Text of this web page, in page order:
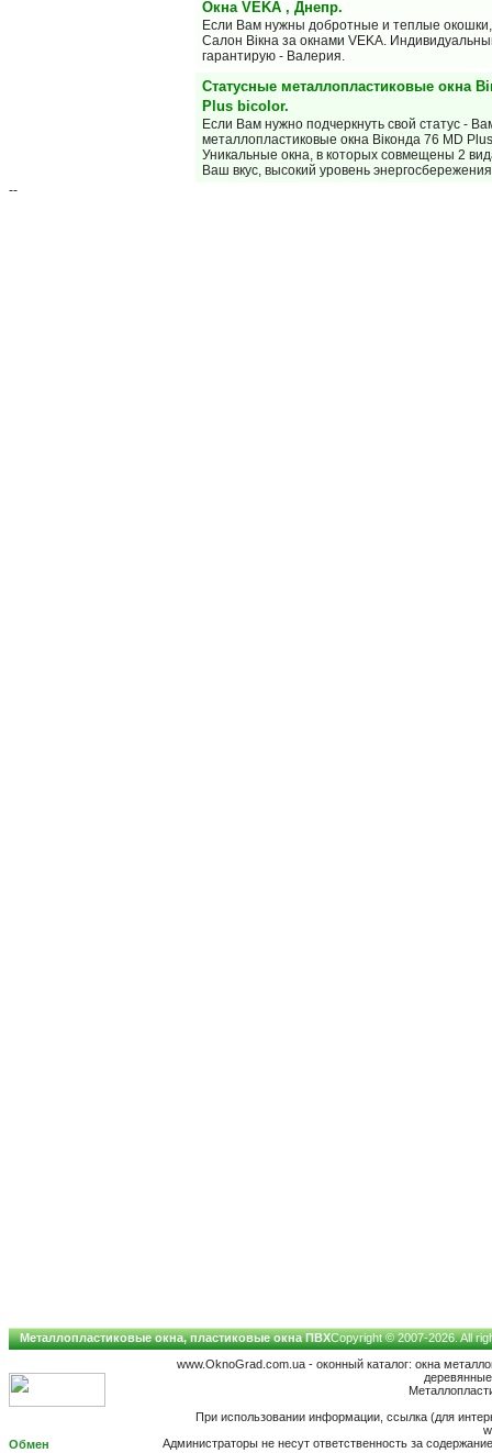
Окна VEKA , Днепр.
Если Вам нужны добротные и теплые
Салон Вiкна за окнами VEKA.
гарантирую - Валерия.
Статусные металлопластиковые окна
Plus bicolor.
Если Вам нужно подчеркнуть свой статус -
металлопластиковые окна Віконда 76 MD
Уникальные окна, в которых совмещены 2
Ваш вкус, высокий уровень
--
Металлопластиковые окна, пластиковые окна ПВХCopyright © 2007-2026. All
www.OknoGrad.com.ua - оконный каталог: окна
При использовании информации, ссылка (для
Администраторы не несут ответственность за
Обмен